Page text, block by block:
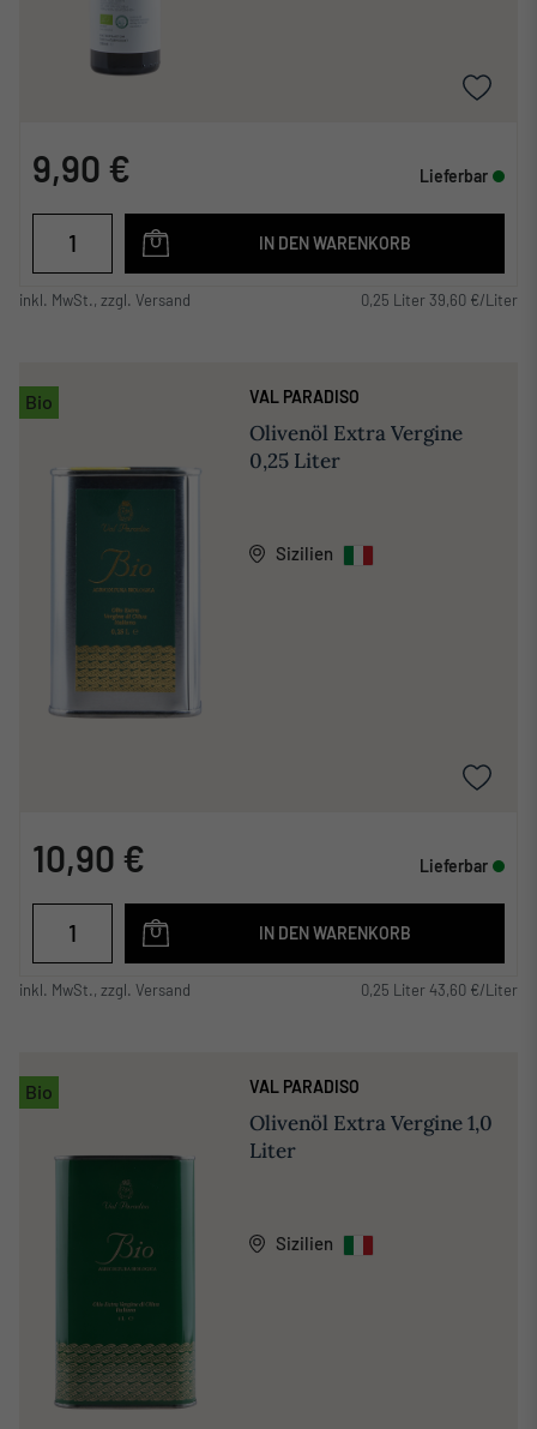
9,90 € Lieferbar
IN DEN WARENKORB
inkl. MwSt., zzgl. Versand 0,25 Liter 39,60 €/Liter
Bio VAL PARADISO
Olivenöl Extra Vergine
0,25 Liter
Sizilien
10,90 € Lieferbar
IN DEN WARENKORB
inkl. MwSt., zzgl. Versand 0,25 Liter 43,60 €/Liter
Bio VAL PARADISO
Olivenöl Extra Vergine 1,0
Liter
Sizilien